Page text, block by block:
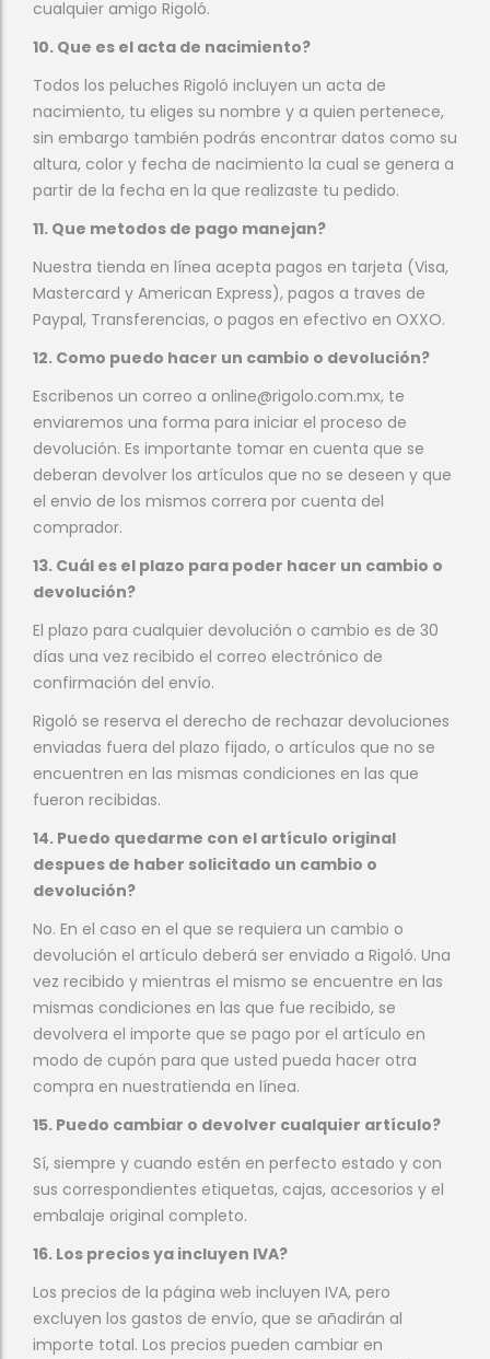
cualquier amigo Rigoló.
10. Que es el acta de nacimiento?
Todos los peluches Rigoló incluyen un acta de
nacimiento, tu eliges su nombre y a quien pertenece,
sin embargo también podrás encontrar datos como su
altura, color y fecha de nacimiento la cual se genera a
partir de la fecha en la que realizaste tu pedido.
11. Que metodos de pago manejan?
Nuestra tienda en línea acepta pagos en tarjeta (Visa,
Mastercard y American Express), pagos a traves de
Paypal, Transferencias, o pagos en efectivo en OXXO.
12. Como puedo hacer un cambio o devolución?
Escribenos un correo a online@rigolo.com.mx, te
enviaremos una forma para iniciar el proceso de
devolución. Es importante tomar en cuenta que se
deberan devolver los artículos que no se deseen y que
el envio de los mismos correra por cuenta del
comprador.
13. Cuál es el plazo para poder hacer un cambio o
devolución?
El plazo para cualquier devolución o cambio es de 30
días una vez recibido el correo electrónico de
confirmación del envío.
Rigoló se reserva el derecho de rechazar devoluciones
enviadas fuera del plazo fijado, o artículos que no se
encuentren en las mismas condiciones en las que
fueron recibidas.
14. Puedo quedarme con el artículo original
despues de haber solicitado un cambio o
devolución?
No. En el caso en el que se requiera un cambio o
devolución el artículo deberá ser enviado a Rigoló. Una
vez recibido y mientras el mismo se encuentre en las
mismas condiciones en las que fue recibido, se
devolvera el importe que se pago por el artículo en
modo de cupón para que usted pueda hacer otra
compra en nuestratienda en línea.
15. Puedo cambiar o devolver cualquier artículo?
Sí, siempre y cuando estén en perfecto estado y con
sus correspondientes etiquetas, cajas, accesorios y el
embalaje original completo.
16. Los precios ya incluyen IVA?
Los precios de la página web incluyen IVA, pero
excluyen los gastos de envío, que se añadirán al
importe total. Los precios pueden cambiar en